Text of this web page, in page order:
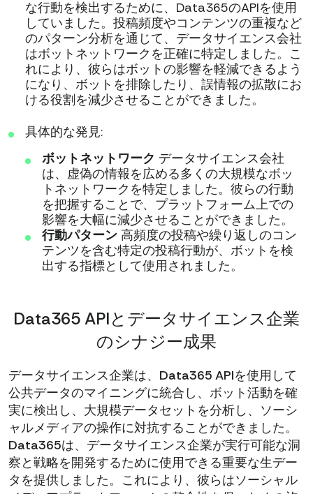
な行動を検出するために、Data365のAPIを使用
していました。投稿頻度やコンテンツの重複など
のパターン分析を通じて、データサイエンス会社
はボットネットワークを正確に特定しました。こ
れにより、彼らはボットの影響を軽減できるよう
になり、ボットを排除したり、誤情報の拡散にお
ける役割を減少させることができました。
具体的な発見:
ボットネットワーク データサイエンス会社
は、虚偽の情報を広める多くの大規模なボッ
トネットワークを特定しました。彼らの行動
を把握することで、プラットフォーム上での
影響を大幅に減少させることができました。
行動パターン 高頻度の投稿や繰り返しのコン
テンツを含む特定の投稿行動が、ボットを検
出する指標として使用されました。
Data365 APIとデータサイエンス企業
のシナジー成果
データサイエンス企業は、Data365 APIを使用して
公共データのマイニングに統合し、ボット活動を確
実に検出し、大規模データセットを分析し、ソーシ
ャルメディアの操作に対抗することができました。
Data365は、データサイエンス企業が実行可能な洞
察と戦略を開発するために使用できる重要な生デー
タを提供しました。これにより、彼らはソーシャル